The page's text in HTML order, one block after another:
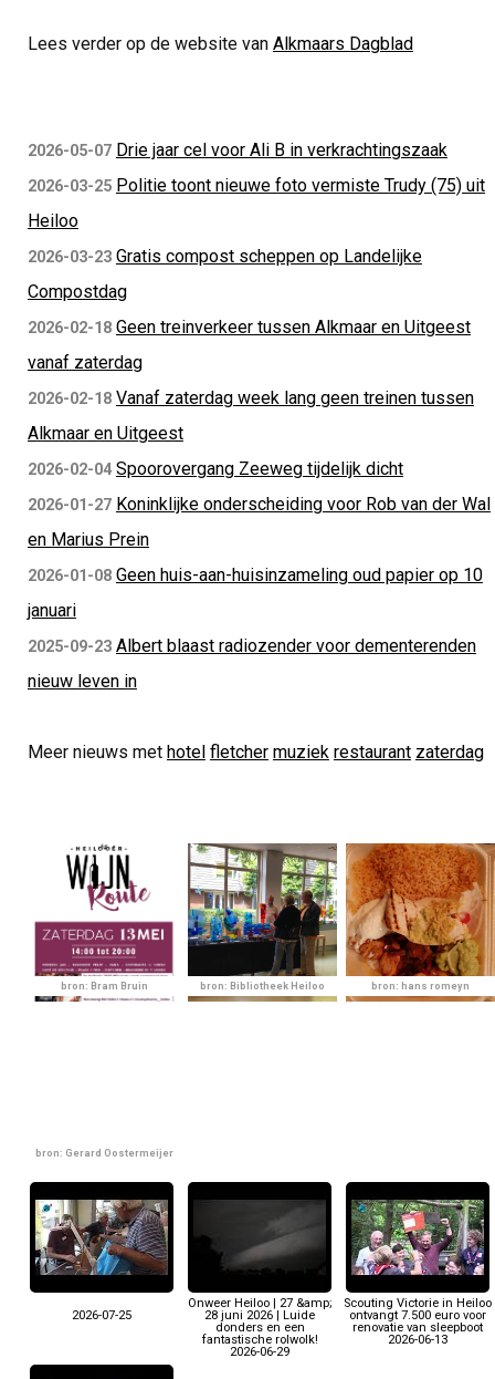
Lees verder op de website van Alkmaars Dagblad
2026-05-07 Drie jaar cel voor Ali B in verkrachtingszaak
2026-03-25 Politie toont nieuwe foto vermiste Trudy (75) uit
Heiloo
2026-03-23 Gratis compost scheppen op Landelijke
Compostdag
2026-02-18 Geen treinverkeer tussen Alkmaar en Uitgeest
vanaf zaterdag
2026-02-18 Vanaf zaterdag week lang geen treinen tussen
Alkmaar en Uitgeest
2026-02-04 Spoorovergang Zeeweg tijdelijk dicht
2026-01-27 Koninklijke onderscheiding voor Rob van der Wal
en Marius Prein
2026-01-08 Geen huis-aan-huisinzameling oud papier op 10
januari
2025-09-23 Albert blaast radiozender voor dementerenden
nieuw leven in
Meer nieuws met hotel fletcher muziek restaurant zaterdag
bron: Bram Bruin bron: Bibliotheek Heiloo bron: hans romeyn
bron: Gerard Oostermeijer
2026-07-25
Onweer Heiloo | 27 &amp;
28 juni 2026 | Luide
donders en een
fantastische rolwolk!
2026-06-29
Scouting Victorie in Heiloo
ontvangt 7.500 euro voor
renovatie van sleepboot
2026-06-13